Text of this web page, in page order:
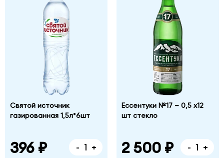
Святой источник
газированная 1,5л*6шт
396 ₽ - +
Ессентуки №17 – 0,5 х12
шт стекло
2 500 ₽ - +